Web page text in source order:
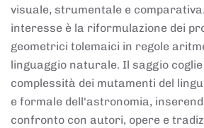
visuale, strumentale e
interesse è la riformulazione dei
geometrici tolemaici in regole
linguaggio naturale. Il saggio
complessità dei mutamenti del
e formale dell'astronomia,
confronto con autori, opere e